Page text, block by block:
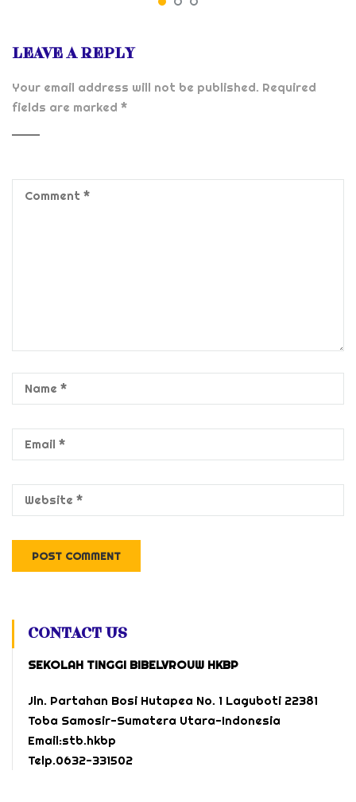
LEAVE A REPLY
Your email address will not be published. Required
fields are marked *
CONTACT US
SEKOLAH TINGGI BIBELVROUW HKBP
Jln. Partahan Bosi Hutapea No. 1 Laguboti 22381
Toba Samosir-Sumatera Utara-Indonesia
Email:stb.hkbp
Telp.0632-331502